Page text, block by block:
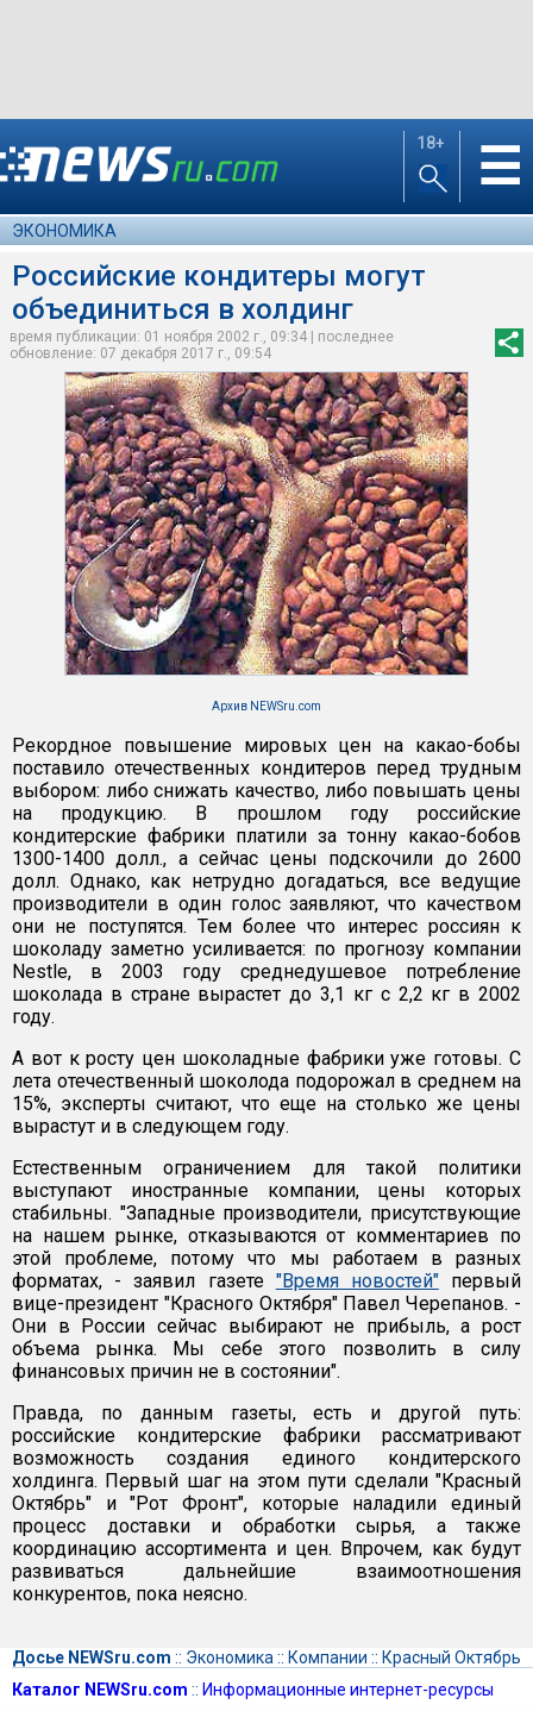
18+ ☰
ЭКОНОМИКА
Российские кондитеры могут
объединиться в холдинг
время публикации: 01 ноября 2002 г., 09:34 | последнее
обновление: 07 декабря 2017 г., 09:54
Архив NEWSru.com
Рекордное повышение мировых цен на какао-бобы
поставило отечественных кондитеров перед трудным
выбором: либо снижать качество, либо повышать цены
на продукцию. В прошлом году российские
кондитерские фабрики платили за тонну какао-бобов
1300-1400 долл., а сейчас цены подскочили до 2600
долл. Однако, как нетрудно догадаться, все ведущие
производители в один голос заявляют, что качеством
они не поступятся. Тем более что интерес россиян к
шоколаду заметно усиливается: по прогнозу компании
Nestle, в 2003 году среднедушевое потребление
шоколада в стране вырастет до 3,1 кг с 2,2 кг в 2002
году.
А вот к росту цен шоколадные фабрики уже готовы. С
лета отечественный шоколода подорожал в среднем на
15%, эксперты считают, что еще на столько же цены
вырастут и в следующем году.
Естественным ограничением для такой политики
выступают иностранные компании, цены которых
стабильны. "Западные производители, присутствующие
на нашем рынке, отказываются от комментариев по
этой проблеме, потому что мы работаем в разных
форматах, - заявил газете "Время новостей"первый
вице-президент "Красного Октября" Павел Черепанов. -
Они в России сейчас выбирают не прибыль, а рост
объема рынка. Мы себе этого позволить в силу
финансовых причин не в состоянии".
Правда, по данным газеты, есть и другой путь:
российские кондитерские фабрики рассматривают
возможность создания единого кондитерского
холдинга. Первый шаг на этом пути сделали "Красный
Октябрь" и "Рот Фронт", которые наладили единый
процесс доставки и обработки сырья, а также
координацию ассортимента и цен. Впрочем, как будут
развиваться дальнейшие взаимоотношения
конкурентов, пока неясно.
Досье NEWSru.com :: Экономика :: Компании :: Красный Октябрь
Каталог NEWSru.com :: Информационные интернет-ресурсы